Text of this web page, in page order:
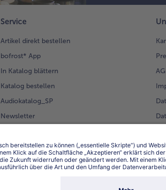
Service
Artikel direkt bestellen
bofrost* App
In Katalog blättern
Katalog bestellen
Audiokatalog_SP
Newsletter